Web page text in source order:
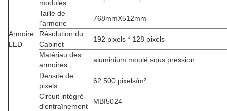
modules
Armoire
LED
Taille de
l'armoire
768mmX512mm
Résolution du
Cabinet
192 pixels * 128 pixels
Matériau des
armoires
aluminium moulé sous pression
Densité de
pixels
62 500 pixels/m²
Circuit intégré
d'entraînement
MBI5024